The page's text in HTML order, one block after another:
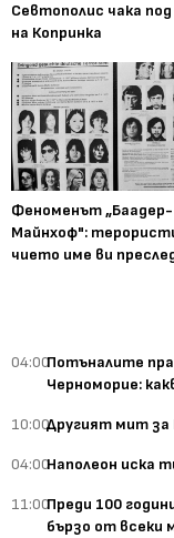
Севтополис чака
на Копринка
Феноменът „Баадер-
Майнхоф":
чието име ви
04:00Потъналите
Черноморие:
10:00Другият мит
04:00Наполеон иска
11:00Преди 100
бързо от всеки